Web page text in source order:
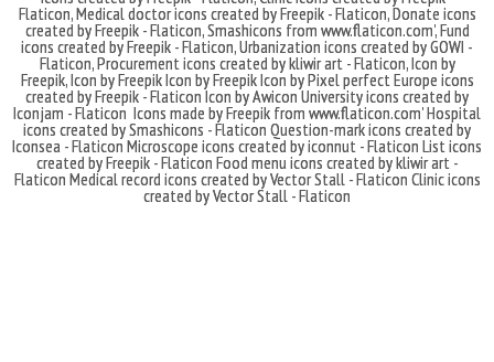
Flaticon,Medical doctor icons created by Freepik - Flaticon,Donate icons
created by Freepik - Flaticon,Smashicons from www.flaticon.com',Fund
icons created by Freepik - Flaticon,Urbanization icons created by GOWI -
Flaticon,Procurement icons created by kliwir art - Flaticon,Icon by
Freepik,Icon by FreepikIcon by FreepikIcon by Pixel perfectEurope icons
created by Freepik - Flaticon Icon by Awicon University icons created by
Iconjam - Flaticon Icons made byFreepik from www.flaticon.com'Hospital
icons created by Smashicons - Flaticon Question-mark icons created by
Iconsea - Flaticon Microscope icons created by iconnut - Flaticon List icons
created by Freepik - Flaticon Food menu icons created by kliwir art -
Flaticon Medical record icons created by Vector Stall - Flaticon Clinic icons
created by Vector Stall - Flaticon